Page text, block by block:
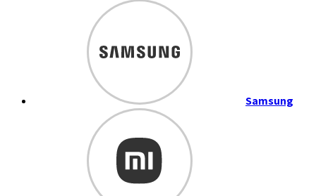
Samsung